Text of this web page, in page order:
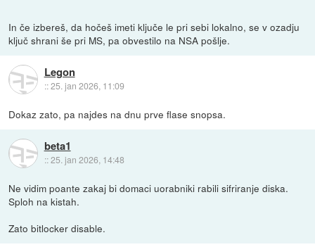
In če izbereš, da hočeš imeti ključe le pri sebi lokalno, se v ozadju
ključ shrani še pri MS, pa obvestilo na NSA pošlje.
Legon
::25. jan 2026, 11:09
Dokaz zato, pa najdes na dnu prve flase snopsa.
beta1
::25. jan 2026, 14:48
Ne vidim poante zakaj bi domaci uorabniki rabili sifriranje diska.
Sploh na kistah.
Zato bitlocker disable.